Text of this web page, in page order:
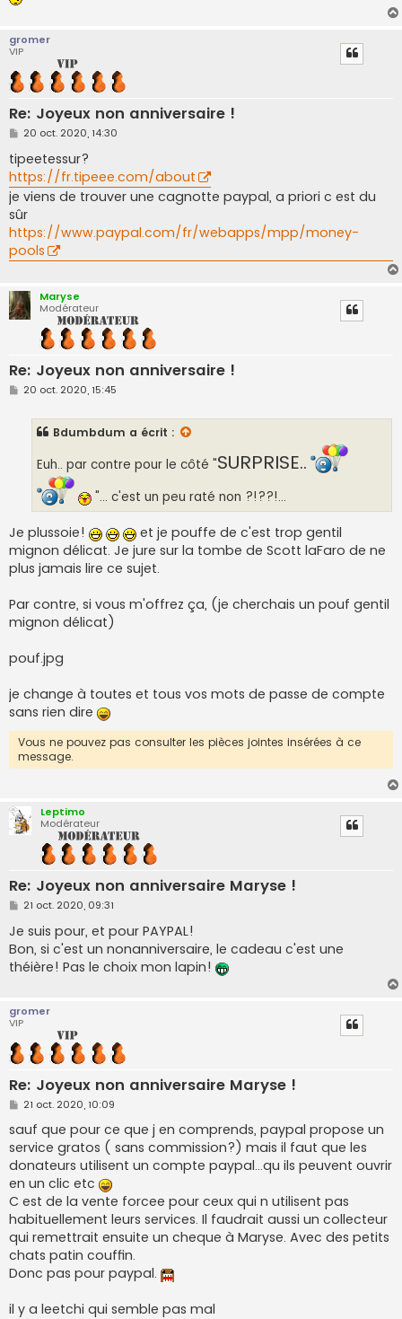
gromer
VIP
Re: Joyeux non anniversaire !
M
s
s
a
g
e
20 oct. 2020, 14:30
tipeetessur?
https://fr.tipeee.com/about
je viens de trouver une cagnotte paypal, a priori c est du
sûr
https://www.paypal.com/fr/webapps/mpp/money-
pools
Maryse
Modérateur
Re: Joyeux non anniversaire !
M
20 oct. 2020, 15:45
Bdumbdum a écrit :
Euh.. par contre pour le côté "SURPRISE..
"... c'est un peu raté non ?!??!...
Je plussoie!
et je pouffe de c'est trop gentil
mignon délicat. Je jure sur la tombe de Scott laFaro de ne
plus jamais lire ce sujet.
Par contre, si vous m'offrez ça, (je cherchais un pouf gentil
mignon délicat)
pouf.jpg
je change à toutes et tous vos mots de passe de compte
sans rien dire
Vous ne pouvez pas consulter les pièces jointes insérées à ce
message.
Leptimo
Modérateur
Re: Joyeux non anniversaire Maryse !
M
s
s
a
g
e
21 oct. 2020, 09:31
Je suis pour, et pour PAYPAL!
Bon, si c'est un nonanniversaire, le cadeau c'est une
théière! Pas le choix mon lapin!
gromer
VIP
Re: Joyeux non anniversaire Maryse !
M
s
s
a
g
e
21 oct. 2020, 10:09
sauf que pour ce que j en comprends, paypal propose un
service gratos ( sans commission?) mais il faut que les
donateurs utilisent un compte paypal...qu ils peuvent ouvrir
en un clic etc
C est de la vente forcee pour ceux qui n utilisent pas
habituellement leurs services. Il faudrait aussi un collecteur
qui remettrait ensuite un cheque à Maryse. Avec des petits
chats patin couffin.
Donc pas pour paypal.
il y a leetchi qui semble pas mal